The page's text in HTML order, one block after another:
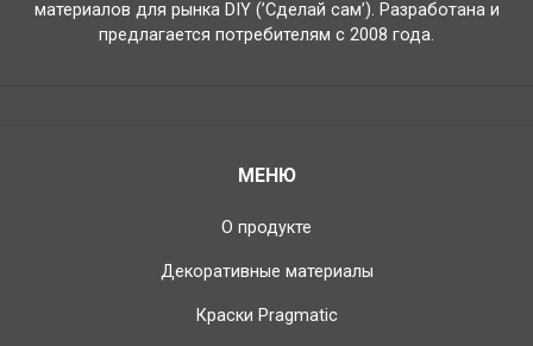
материалов для рынка DIY (’Сделай сам’). Разработана и
предлагается потребителям с 2008 года.
МЕНЮ
О продукте
Декоративные материалы
Краски Pragmatic